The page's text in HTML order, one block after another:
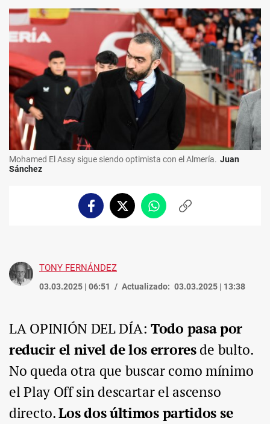
Mohamed El Assy sigue siendo optimista con el Almería. Juan
Sánchez
FacebookTwitterWhatsappCopiar
TONY FERNÁNDEZ
03.03.2025 | 06:51 Actualizado: 03.03.2025 | 13:38
LA OPINIÓN DEL DÍA: Todo pasa por
reducir el nivel de los erroresde bulto.
No queda otra que buscar como mínimo
el Play Off sin descartar el ascenso
directo.Los dos últimos partidos se